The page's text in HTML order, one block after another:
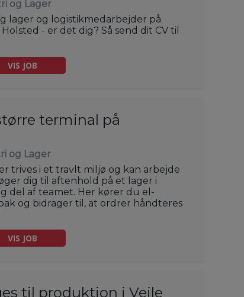
og Lager
lager og logistikmedarbejder på
- er det dig? Så send dit CV til
VIS JOB
terminal på
og Lager
trives i et travlt miljø og kan arbejde
dig til aftenhold på et lager i
del af teamet. Her kører du el-
og bidrager til, at ordrer håndteres
VIS JOB
til produktion i Vejle